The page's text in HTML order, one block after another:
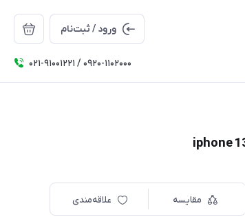
ورود / ثبت‌نام
۰۲۱-91001221 / 0920-1102000
مقایسه علاقه‌مندی